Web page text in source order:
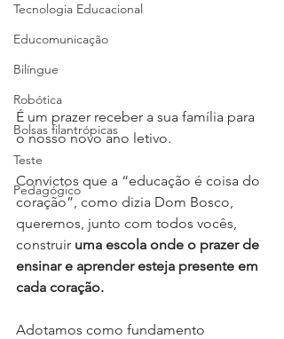
Tecnologia Educacional
Educomunicação
Bilíngue
Robótica
Bolsas filantrópicas
Teste
Pedagógico
É um prazer receber a sua família para
o nosso novo ano letivo.
Convictos que a “educação é coisa do
coração”, como dizia Dom Bosco,
queremos, junto com todos vocês,
construir uma escola onde o prazer de
ensinar e aprender esteja presente em
cada coração.
Adotamos como fundamento